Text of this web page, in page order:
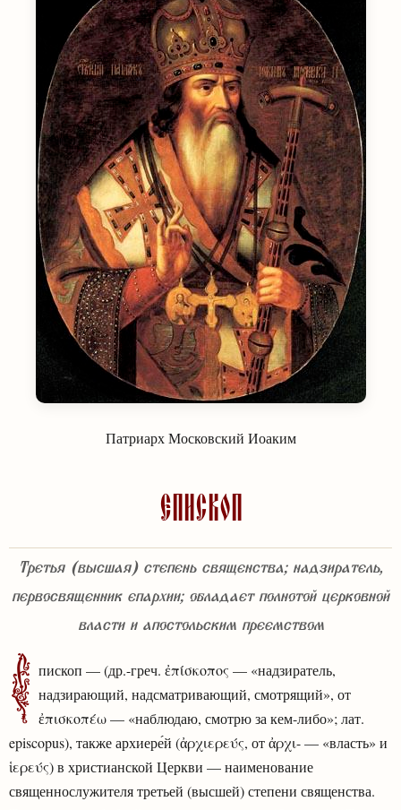
Патриарх Московский Иоаким
Епископ
Третья (высшая) степень священства; надзиратель,
первосвященник епархии; обладает полнотой церковной
власти и апостольским преемством
Е пископ — (др.-греч. ἐπίσκοπος — «надзиратель,
надзирающий, надсматривающий, смотрящий», от
ἐπισκοπέω — «наблюдаю, смотрю за кем-либо»; лат.
episcopus), также архиере́й (ἀρχιερεύς, от ἀρχι- — «власть» и
ἱερεύς) в христианской Церкви — наименование
священнослужителя третьей (высшей) степени священства.